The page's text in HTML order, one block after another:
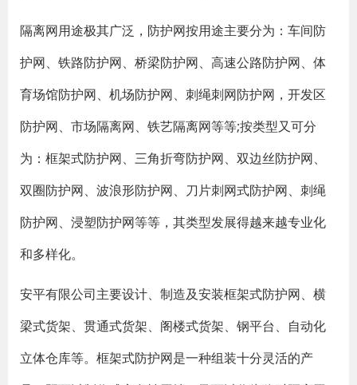
隔离网用途极其广泛，防护网按用途主要分为：车间防
护网、铁路防护网、桥梁防护网、高速公路防护网、体
育场馆防护网、机场防护网、刺绳刺网防护网，开发区
防护网、市场隔离网、铁艺隔离网等等;按类型又可分
为：框架式防护网、三角折弯防护网、双边丝防护网、
双圈防护网、波浪形防护网、刀片刺网式防护网、刺绳
防护网、浸塑防护网等等，其类型发展得越来越专业化
和多样化。
安平有限公司主要设计、制造及安装框架式防护网、横
梁式货架、贯通式货架、阁楼式货架、钢平台、自动化
立体仓库等。框架式防护网是一种组装十分灵活的产